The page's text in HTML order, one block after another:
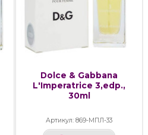
Dolce & Gabbana
L'Imperatrice 3,edp.,
30ml
Артикул: 869-МПЛ-33